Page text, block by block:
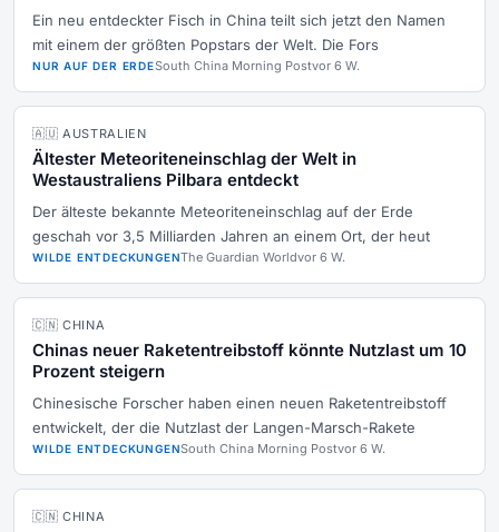
Ein neu entdeckter Fisch in China teilt sich jetzt den Namen
mit einem der größten Popstars der Welt. Die Fors
NUR AUF DER ERDESouth China Morning Postvor 6 W.
🇦🇺 AUSTRALIEN
Ältester Meteoriteneinschlag der Welt in
Westaustraliens Pilbara entdeckt
Der älteste bekannte Meteoriteneinschlag auf der Erde
geschah vor 3,5 Milliarden Jahren an einem Ort, der heut
WILDE ENTDECKUNGENThe Guardian Worldvor 6 W.
🇨🇳 CHINA
Chinas neuer Raketentreibstoff könnte Nutzlast um 10
Prozent steigern
Chinesische Forscher haben einen neuen Raketentreibstoff
entwickelt, der die Nutzlast der Langen-Marsch-Rakete
WILDE ENTDECKUNGENSouth China Morning Postvor 6 W.
🇨🇳 CHINA